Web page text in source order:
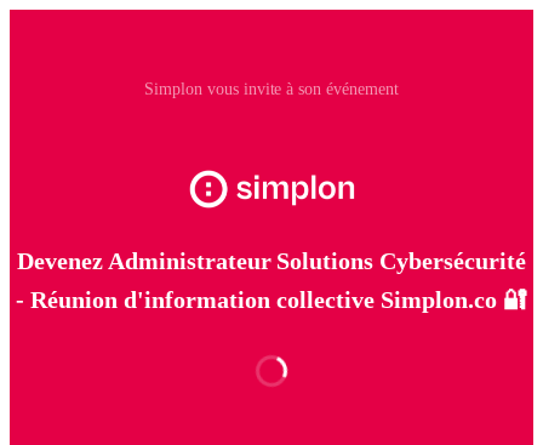
Simplon vous invite à son événement
Devenez Administrateur Solutions Cybersécurité
- Réunion d'information collective Simplon.co 🔐